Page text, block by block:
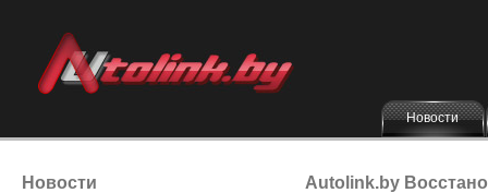
Новости
Новости Autolink.by